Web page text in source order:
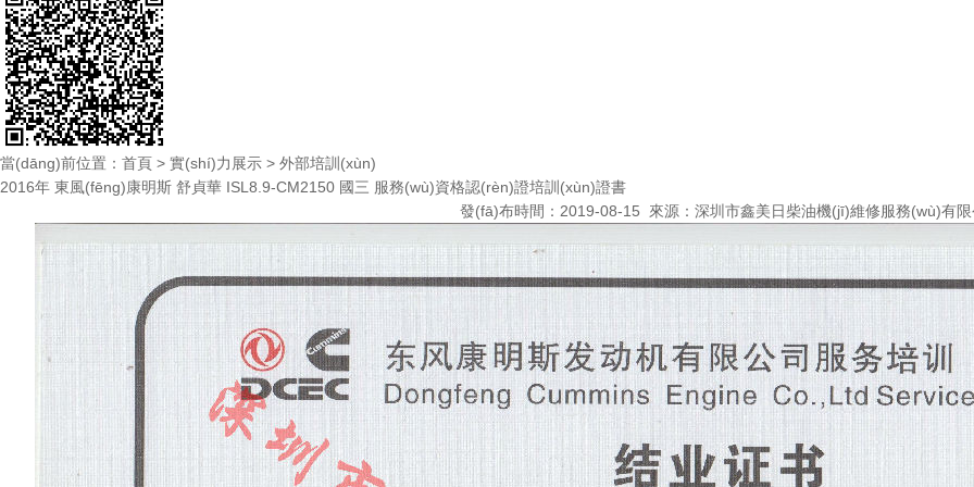
當(dāng)前位置： 首頁 > 實(shí)力展示 > 外部培訓(xùn)
2016年 東風(fēng)康明斯 舒貞華 ISL8.9-CM2150 國三 服務(wù)資格認(rèn)證培訓(xùn)證書
發(fā)布時間：2019-08-15 來源： 深圳市鑫美日柴油機(jī)維修服務(wù)有